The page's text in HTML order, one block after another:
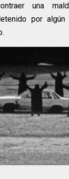
una
por algún